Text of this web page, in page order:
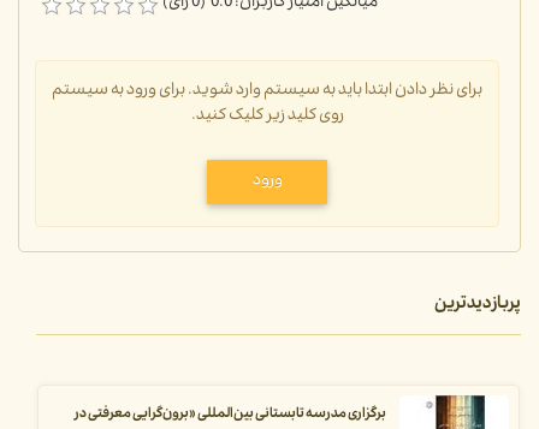
برای نظر دادن ابتدا باید به سیستم وارد شوید. برای ورود به سیستم
روی کلید زیر کلیک کنید.
ورود
پربازدیدترین
برگزاری مدرسه تابستانی بین‌المللی «برون‌گرایی معرفتی در